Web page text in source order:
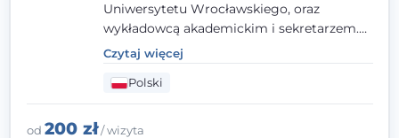
Uniwersytetu Wrocławskiego, oraz
wykładowcą akademickim i sekretarzem.
Dodatkowo mam kwalifikacje mediatora,
specjalizując się w sprawach rodzinnych,
cywilnych oraz karnych.
Czytaj więcej
Polski
od 200 zł/ wizyta